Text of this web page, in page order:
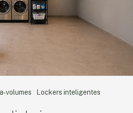
volumes Lockers inteligentes